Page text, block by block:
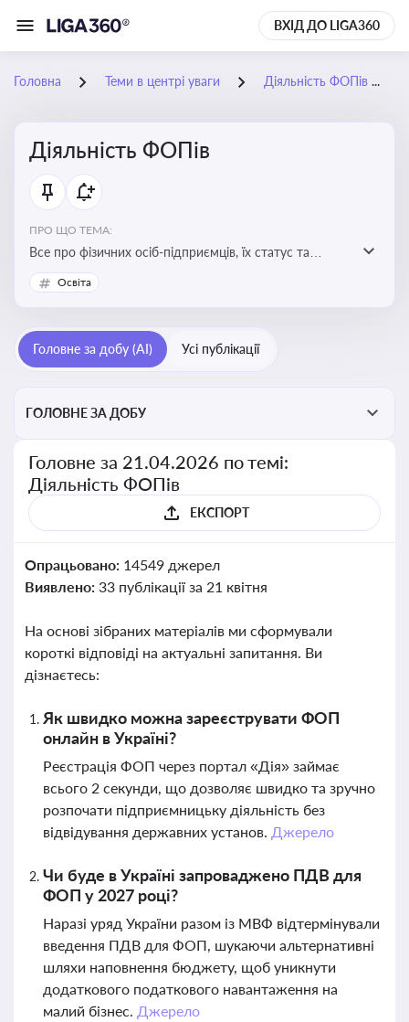
ВХІД ДО LIGA360
Головна Теми в центрі уваги Діяльність ФОПів
Діяльність ФОПів
ПРО ЩО ТЕМА:
Все про фізичних осіб-підприємців, їх статус та
діяльність. Зміни в законодавстві, що стосуються
роботи ФОПів
Освіта
Головне за добу (AI) Усі публікації
ГОЛОВНЕ ЗА ДОБУ
Головне за 21.04.2026 по темі:
Діяльність ФОПів
ЕКСПОРТ
Опрацьовано: 14549 джерел
Виявлено: 33 публікації за 21 квітня
На основі зібраних матеріалів ми сформували
короткі відповіді на актуальні запитання. Ви
дізнаєтесь:
Як швидко можна зареєструвати ФОП
онлайн в Україні?
Реєстрація ФОП через портал «Дія» займає
всього 2 секунди, що дозволяє швидко та зручно
розпочати підприємницьку діяльність без
відвідування державних установ. Джерело
Чи буде в Україні запроваджено ПДВ для
ФОП у 2027 році?
Наразі уряд України разом із МВФ відтермінували
введення ПДВ для ФОП, шукаючи альтернативні
шляхи наповнення бюджету, щоб уникнути
додаткового податкового навантаження на
малий бізнес. Джерело